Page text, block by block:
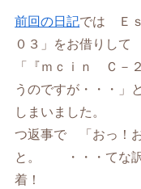
前回の日記では Ｅｓ
０３」をお借りし
「『ｍｃｉｎ Ｃ－
うのですが・・・」
しまいました。
つ返事で 「おっ！
と。 ・・・てな訳
着！